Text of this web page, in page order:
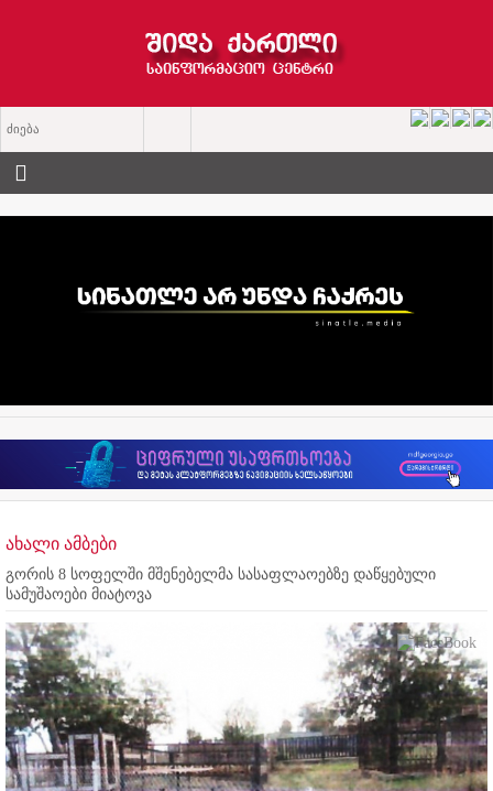
ახალი ამბები
გორის 8 სოფელში მშენებელმა სასაფლაოებზე დაწყებული
სამუშაოები მიატოვა